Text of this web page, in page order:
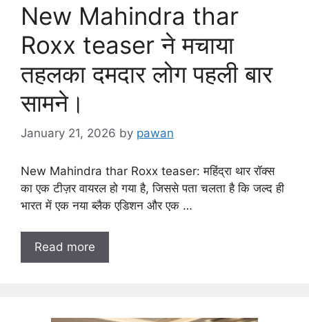
New Mahindra thar
Roxx teaser ने मचाया
तहलका दमदार लोग पहली बार
सामने।
January 21, 2026 by pawan
New Mahindra thar Roxx teaser: महिंद्रा थार रॉक्स
का एक टीज़र वायरल हो गया है, जिससे पता चलता है कि जल्द ही
भारत में एक नया ब्लैक एडिशन और एक …
Read more